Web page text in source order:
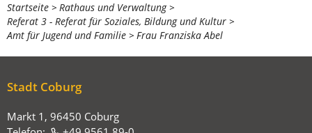
Sie
befinden
sich
Startseite
Rathaus und Verwaltung
Referat 3 - Referat für Soziales, Bildung und Kultur
Amt für Jugend und Familie
Frau Franziska Abel
Stadt Coburg
Markt 1, 96450 Coburg